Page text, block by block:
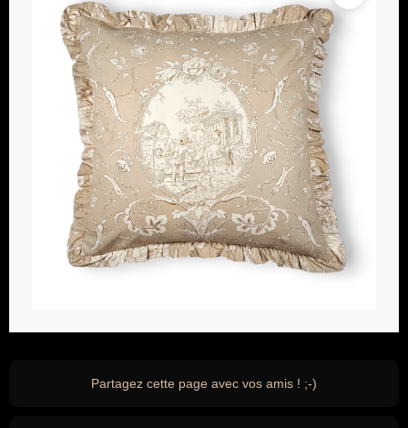
Partagez cette page avec vos amis ! ;-)